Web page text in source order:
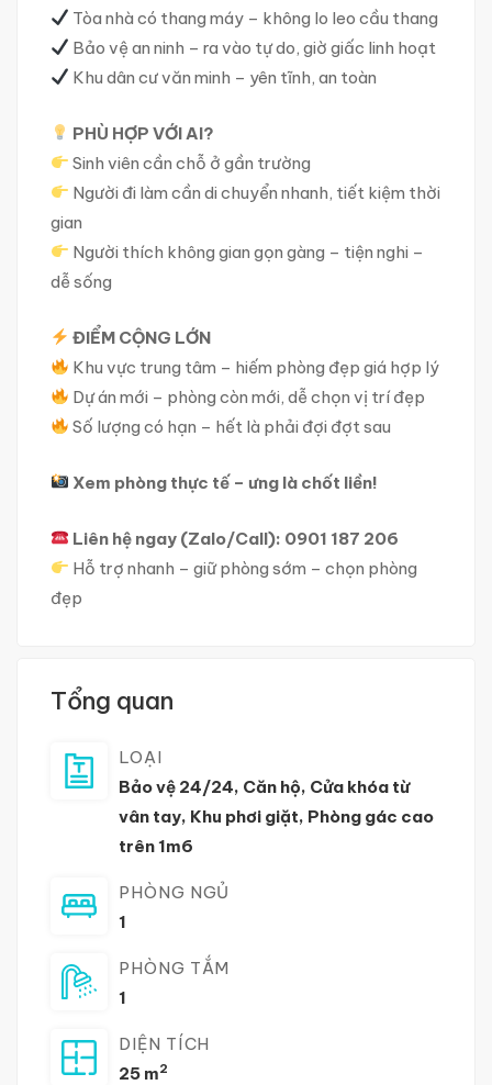
Tòa nhà có thang máy – không lo leo cầu thang
Bảo vệ an ninh – ra vào tự do, giờ giấc linh hoạt
Khu dân cư văn minh – yên tĩnh, an toàn
PHÙ HỢP VỚI AI?
Sinh viên cần chỗ ở gần trường
Người đi làm cần di chuyển nhanh, tiết kiệm thời
gian
Người thích không gian gọn gàng – tiện nghi –
dễ sống
ĐIỂM CỘNG LỚN
Khu vực trung tâm – hiếm phòng đẹp giá hợp lý
Dự án mới – phòng còn mới, dễ chọn vị trí đẹp
Số lượng có hạn – hết là phải đợi đợt sau
Xem phòng thực tế – ưng là chốt liền!
Liên hệ ngay (Zalo/Call): 0901 187 206
Hỗ trợ nhanh – giữ phòng sớm – chọn phòng
đẹp
Tổng quan
LOẠI
Bảo vệ 24/24, Căn hộ, Cửa khóa từ
vân tay, Khu phơi giặt, Phòng gác cao
trên 1m6
PHÒNG NGỦ
1
PHÒNG TẮM
1
DIỆN TÍCH
25 m2